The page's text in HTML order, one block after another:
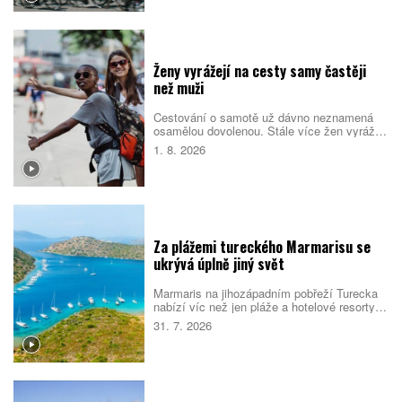
Ženy vyrážejí na cesty samy častěji
než muži
Cestování o samotě už dávno neznamená
osamělou dovolenou. Stále více žen vyráží
do světa bez partnera či rodiny, zároveň ale
vyhledává malé skupiny stejně naladěných
1. 8. 2026
Za plážemi tureckého Marmarisu se
ukrývá úplně jiný svět
Marmaris na jihozápadním pobřeží Turecka
nabízí víc než jen pláže a hotelové resorty.
Město obklopují borové lesy, zátoky s
průzračnou vodou i pozůstatky dávných
31. 7. 2026